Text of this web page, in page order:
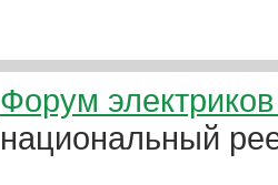
Форум электриков
национальный